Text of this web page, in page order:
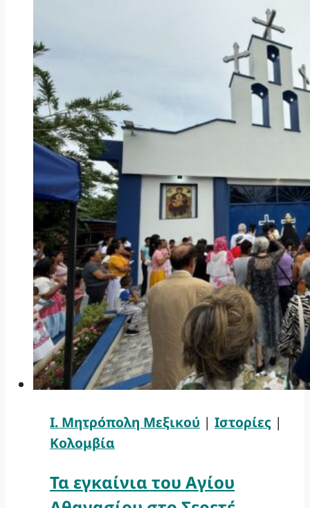
Ι. Μητρόπολη Μεξικού | Ιστορίες |
Κολομβία
Τα εγκαίνια του Αγίου